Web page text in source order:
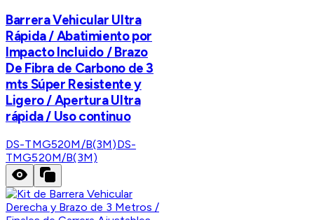
Barrera Vehicular Ultra
Rápida / Abatimiento por
Impacto Incluido / Brazo
De Fibra de Carbono de 3
mts Súper Resistente y
Ligero / Apertura Ultra
rápida / Uso continuo
DS-TMG520M/B(3M)DS-
TMG520M/B(3M)